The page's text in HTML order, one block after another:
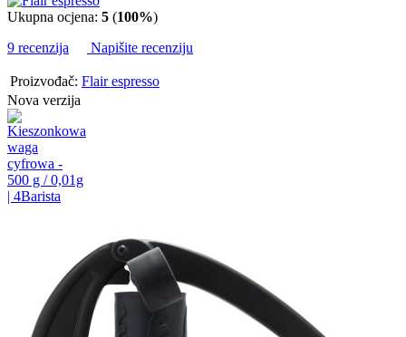
Ukupna ocjena: 5 (100%)
9 recenzija
Napišite recenziju
Proizvođač: Flair espresso
Nova verzija